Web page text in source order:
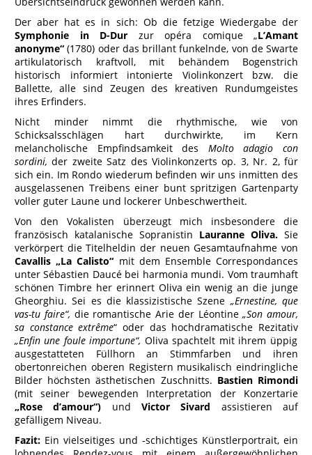
Der aber hat es in sich: Ob die fetzige Wiedergabe der
Symphonie in D-Dur zur opéra comique „L’Amant
anonyme“ (1780) oder das brillant funkelnde, von de Swarte
artikulatorisch kraftvoll, mit behändem Bogenstrich
historisch informiert intonierte Violinkonzert bzw. die
Ballette, alle sind Zeugen des kreativen Rundumgeistes
ihres Erfinders.
Nicht minder nimmt die rhythmische, wie von
Schicksalsschlägen hart durchwirkte, im Kern
melancholische Empfindsamkeit des Molto adagio con
sordini,der zweite Satz des Violinkonzerts op. 3, Nr. 2, für
sich ein. Im Rondo wiederum befinden wir uns inmitten des
ausgelassenen Treibens einer bunt spritzigen Gartenparty
voller guter Laune und lockerer Unbeschwertheit.
Von den Vokalisten überzeugt mich insbesondere die
französisch katalanische Sopranistin Lauranne Oliva. Sie
verkörpert die Titelheldin der neuen Gesamtaufnahme von
Cavallis „La Calisto“ mit dem Ensemble Correspondances
unter Sébastien Daucé bei harmonia mundi. Vom traumhaft
schönen Timbre her erinnert Oliva ein wenig an die junge
Gheorghiu. Sei es die klassizistische Szene „Ernestine, que
vas-tu faire“, die romantische Arie der Léontine„Son amour,
sa constance extrême“ oder das hochdramatische Rezitativ
„Enfin une foule importune“, Oliva spachtelt mit ihrem üppig
ausgestatteten Füllhorn an Stimmfarben und ihren
obertonreichen oberen Registern musikalisch eindringliche
Bilder höchsten ästhetischen Zuschnitts. Bastien Rimondi
(mit seiner bewegenden Interpretation der Konzertarie
„Rose d’amour“) undVictor Sivard assistieren auf
gefälligem Niveau.
Fazit: Ein vielseitiges und -schichtiges Künstlerportrait, ein